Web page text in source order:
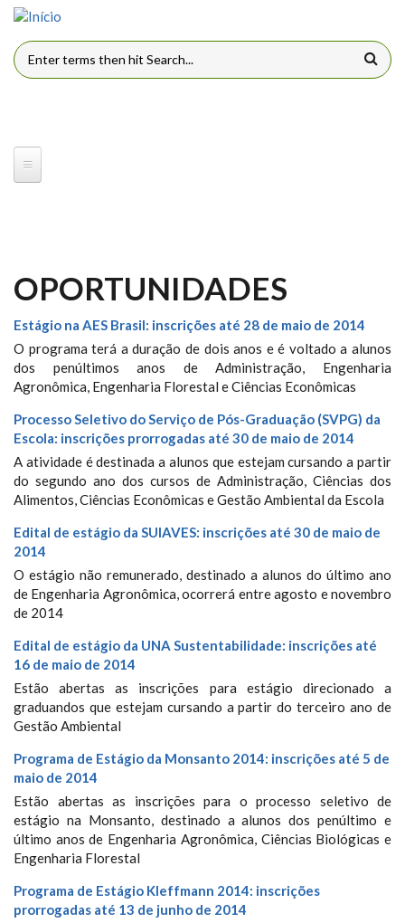
Pular para o conteúdo principal
FORMULÁRIO DE BUSCA
OPORTUNIDADES
Estágio na AES Brasil: inscrições até 28 de maio de 2014
O programa terá a duração de dois anos e é voltado a alunos
dos penúltimos anos de Administração, Engenharia
Agronômica, Engenharia Florestal e Ciências Econômicas
Processo Seletivo do Serviço de Pós-Graduação (SVPG) da
Escola: inscrições prorrogadas até 30 de maio de 2014
A atividade é destinada a alunos que estejam cursando a partir
do segundo ano dos cursos de Administração, Ciências dos
Alimentos, Ciências Econômicas e Gestão Ambiental da Escola
Edital de estágio da SUIAVES: inscrições até 30 de maio de
2014
O estágio não remunerado, destinado a alunos do último ano
de Engenharia Agronômica, ocorrerá entre agosto e novembro
de 2014
Edital de estágio da UNA Sustentabilidade: inscrições até
16 de maio de 2014
Estão abertas as inscrições para estágio direcionado a
graduandos que estejam cursando a partir do terceiro ano de
Gestão Ambiental
Programa de Estágio da Monsanto 2014: inscrições até 5 de
maio de 2014
Estão abertas as inscrições para o processo seletivo de
estágio na Monsanto, destinado a alunos dos penúltimo e
último anos de Engenharia Agronômica, Ciências Biológicas e
Engenharia Florestal
Programa de Estágio Kleffmann 2014: inscrições
prorrogadas até 13 de junho de 2014